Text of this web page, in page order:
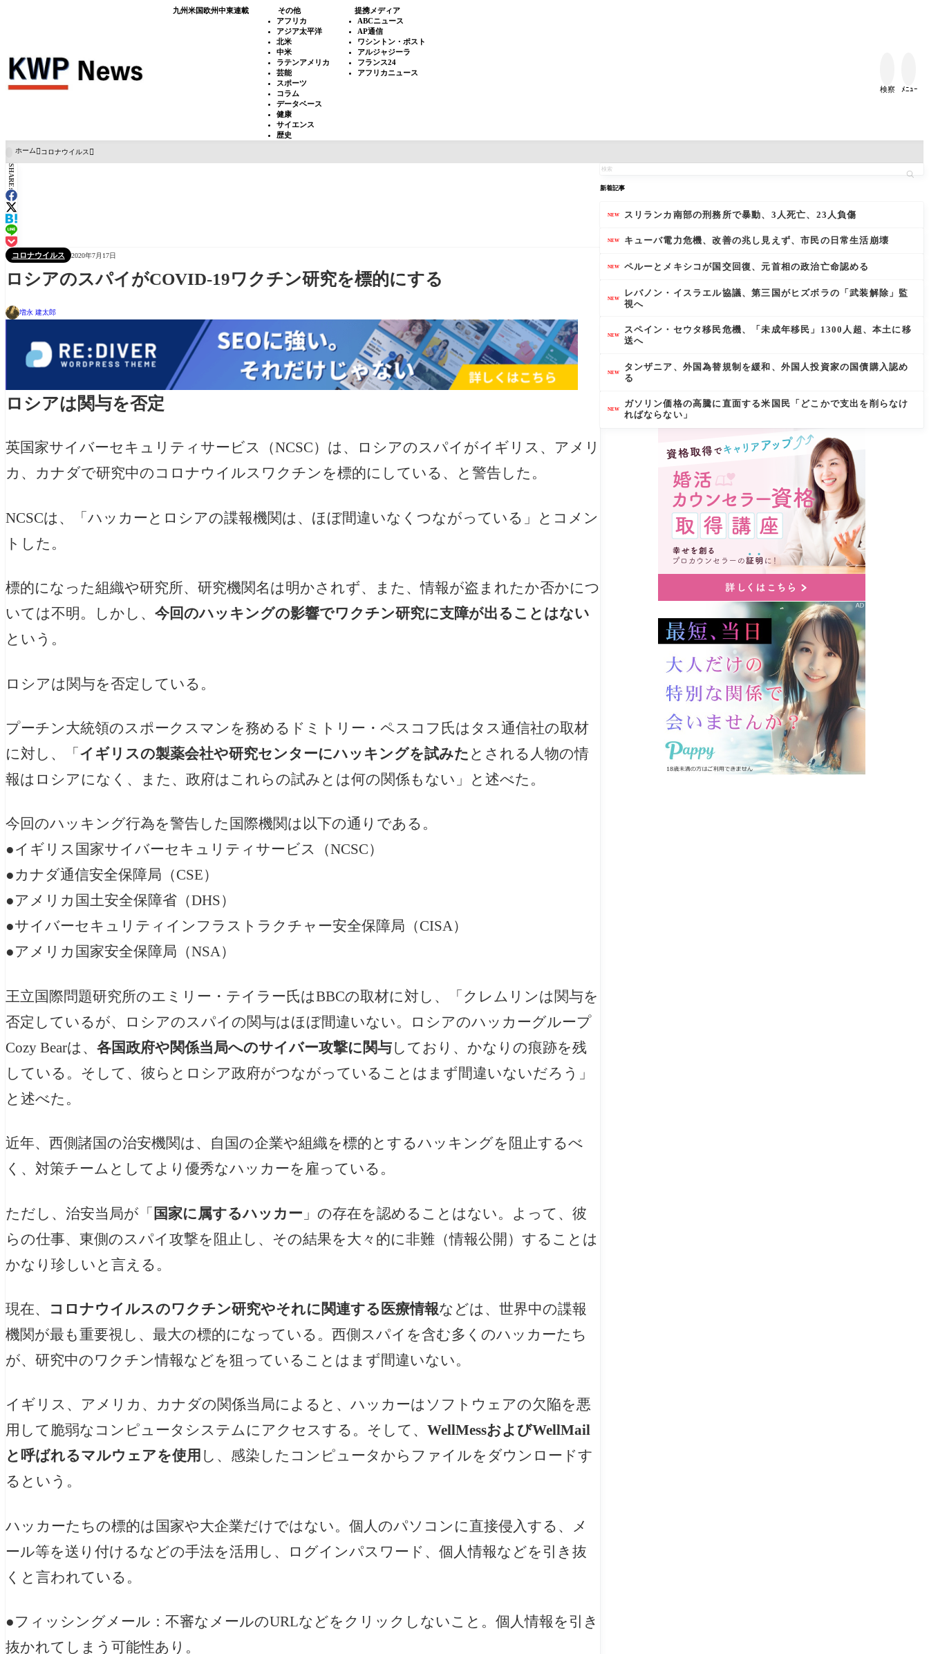
九州米国欧州中東連載
その他
アフリカ
アジア太平洋
北米
中米
ラテンアメリカ
芸能
スポーツ
コラム
データベース
健康
サイエンス
歴史
提携メディア
ABCニュース
AP通信
ワシントン・ポスト
アルジャジーラ
フランス24
アフリカニュース
検察 ﾒﾆｭｰ
ホーム コロナウイルス
SHARE:
コロナウイルス 2020年7月17日
ロシアのスパイがCOVID-19ワクチン研究を標的にする
増永 建太郎
ロシアは関与を否定
英国家サイバーセキュリティサービス（NCSC）は、ロシアのスパイがイギリス、アメリ
カ、カナダで研究中のコロナウイルスワクチンを標的にしている、と警告した。
NCSCは、「ハッカーとロシアの諜報機関は、ほぼ間違いなくつながっている」とコメン
トした。
標的になった組織や研究所、研究機関名は明かされず、また、情報が盗まれたか否かにつ
いては不明。しかし、 今回のハッキングの影響でワクチン研究に支障が出ることはない
という。
ロシアは関与を否定している。
プーチン大統領のスポークスマンを務めるドミトリー・ペスコフ氏はタス通信社の取材
に対し、「 イギリスの製薬会社や研究センターにハッキングを試みた とされる人物の情
報はロシアになく、また、政府はこれらの試みとは何の関係もない」と述べた。
今回のハッキング行為を警告した国際機関は以下の通りである。
●イギリス国家サイバーセキュリティサービス（NCSC）
●カナダ通信安全保障局（CSE）
●アメリカ国土安全保障省（DHS）
●サイバーセキュリティインフラストラクチャー安全保障局（CISA）
●アメリカ国家安全保障局（NSA）
王立国際問題研究所のエミリー・テイラー氏はBBCの取材に対し、「クレムリンは関与を
否定しているが、ロシアのスパイの関与はほぼ間違いない。ロシアのハッカーグループ
Cozy Bearは、 各国政府や関係当局へのサイバー攻撃に関与しており、かなりの痕跡を残
している。そして、彼らとロシア政府がつながっていることはまず間違いないだろう」
と述べた。
近年、西側諸国の治安機関は、自国の企業や組織を標的とするハッキングを阻止するべ
く、対策チームとしてより優秀なハッカーを雇っている。
ただし、治安当局が「 国家に属するハッカー 」の存在を認めることはない。よって、彼
らの仕事、東側のスパイ攻撃を阻止し、その結果を大々的に非難（情報公開）することは
かなり珍しいと言える。
現在、 コロナウイルスのワクチン研究やそれに関連する医療情報などは、世界中の諜報
機関が最も重要視し、最大の標的になっている。西側スパイを含む多くのハッカーたち
が、研究中のワクチン情報などを狙っていることはまず間違いない。
イギリス、アメリカ、カナダの関係当局によると、ハッカーはソフトウェアの欠陥を悪
用して脆弱なコンピュータシステムにアクセスする。そして、 WellMessおよびWellMail
と呼ばれるマルウェアを使用 し、感染したコンピュータからファイルをダウンロードす
るという。
ハッカーたちの標的は国家や大企業だけではない。個人のパソコンに直接侵入する、メ
ール等を送り付けるなどの手法を活用し、ログインパスワード、個人情報などを引き抜
くと言われている。
●フィッシングメール：不審なメールのURLなどをクリックしないこと。個人情報を引き
抜かれてしまう可能性あり。
新着記事
NEW スリランカ南部の刑務所で暴動、3人死亡、23人負傷
NEW キューバ電力危機、改善の兆し見えず、市民の日常生活崩壊
NEW ペルーとメキシコが国交回復、元首相の政治亡命認める
NEW
レバノン・イスラエル協議、第三国がヒズボラの「武装解除」監
視へ
NEW
スペイン・セウタ移民危機、「未成年移民」1300人超、本土に移
送へ
NEW
タンザニア、外国為替規制を緩和、外国人投資家の国債購入認め
る
NEW
ガソリン価格の高騰に直面する米国民「どこかで支出を削らなけ
ればならない」